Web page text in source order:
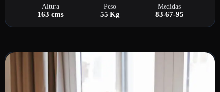
Altura Peso Medidas
163 cms 55 Kg 83-67-95